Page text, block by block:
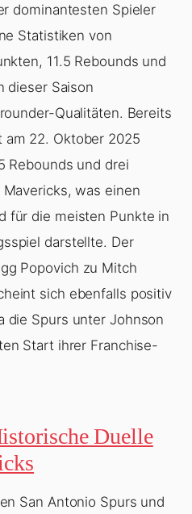
dominantesten Spieler
Statistiken von
11.5 Rebounds und
dieser Saison
Qualitäten. Bereits
am 22. Oktober 2025
Rebounds und drei
was einen
für die meisten Punkte in
darstellte. Der
Popovich zu Mitch
sich ebenfalls positiv
die Spurs unter Johnson
Start ihrer Franchise-
Duelle
San Antonio Spurs und